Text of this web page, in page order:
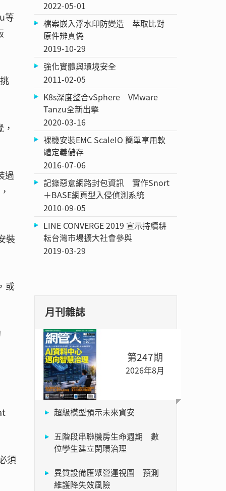
等
過
裝
或
須
2022-05-01
檔案嵌入浮水印防變造 萃取比對
原件辨真偽
2019-10-29
強化實體與環境安全
2011-02-05
K8s深度整合vSphere VMware
Tanzu全新出擊
2020-03-16
裸機安裝EMC ScaleIO 簡單享用軟
體定義儲存
2016-07-06
記錄惡意網路封包資訊 實作Snort
＋BASE網頁型入侵偵測系統
2010-09-05
LINE CONVERGE 2019 宣示持續耕
耘台灣市場擴大社會參與
2019-03-29
月刊雜誌
第247期
2026年8月
超級模型預示未來資安
五階段串聯機房生命週期 數
位孿生建立閉環治理
異質設備匯聚營運視圖 預測
維護降失效風險